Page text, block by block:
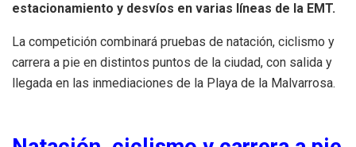
estacionamiento y desvíos en varias líneas de la EMT.
La competición combinará pruebas de natación, ciclismo y
carrera a pie en distintos puntos de la ciudad, con salida y
llegada en las inmediaciones de la Playa de la Malvarrosa.